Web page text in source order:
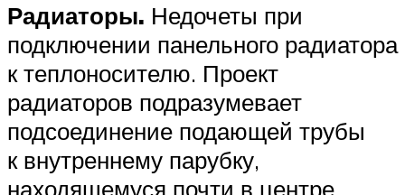
Радиаторы. Недочеты при
подключении панельного радиатора
к теплоносителю. Проект
радиаторов подразумевает
подсоединение подающей трубы
к внутреннему парубку,
находящемуся почти в центре,